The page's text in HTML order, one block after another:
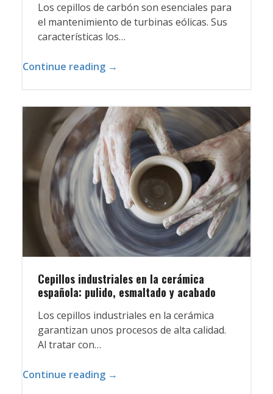
Los cepillos de carbón son esenciales para
el mantenimiento de turbinas eólicas. Sus
características los…
Continue reading →
Cepillos industriales en la cerámica
española: pulido, esmaltado y acabado
Los cepillos industriales en la cerámica
garantizan unos procesos de alta calidad.
Al tratar con…
Continue reading →